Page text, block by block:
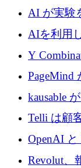
代わりに
AI が実験
AIを利用
国のヘル
Y
メールを
てステル
PageMind
AI を拡張
kausable
1,200 万
Telli は顧
1,500 万
OpenAI
ートアッ
Revolut、